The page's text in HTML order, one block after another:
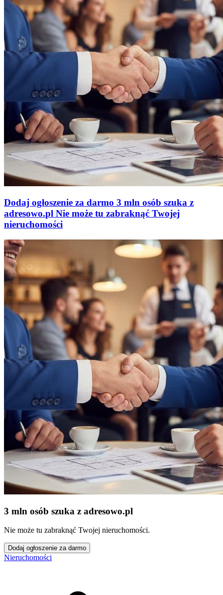
Dodaj ogłoszenie za darmo 3 mln osób szuka z
adresowo.pl Nie może tu zabraknąć Twojej
nieruchomości
3 mln osób szuka z adresowo.pl
Nie może tu zabraknąć Twojej nieruchomości.
Dodaj ogłoszenie za darmo
Nieruchomości